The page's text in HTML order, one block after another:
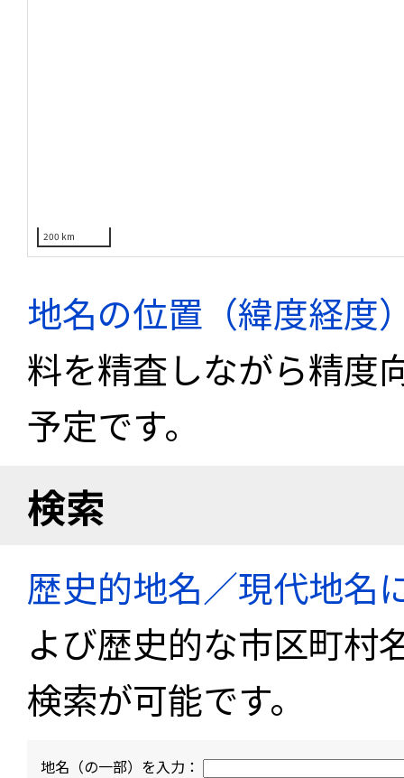
200 km
地名の位置（緯度経度
料を精査しながら精度
予定です。
検索
歴史的地名／現代地名
よび歴史的な市区町村
検索が可能です。
地名（の一部）を入力：